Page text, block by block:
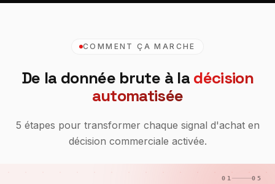
COMMENT ÇA MARCHE
De la donnée brute à la décision
automatisée
5 étapes pour transformer chaque signal d'achat en
décision commerciale activée.
01 05